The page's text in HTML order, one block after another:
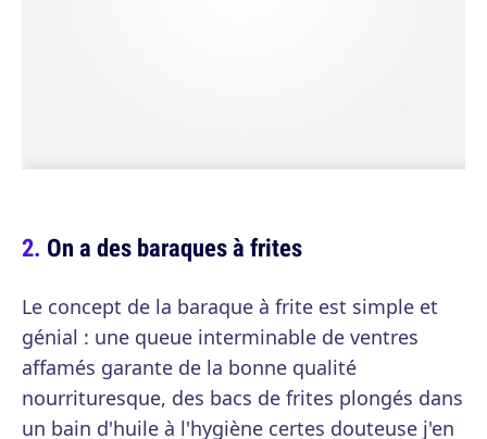
On a des baraques à frites
Le concept de la baraque à frite est simple et
génial : une queue interminable de ventres
affamés garante de la bonne qualité
nourrituresque, des bacs de frites plongés dans
un bain d'huile à l'hygiène certes douteuse j'en